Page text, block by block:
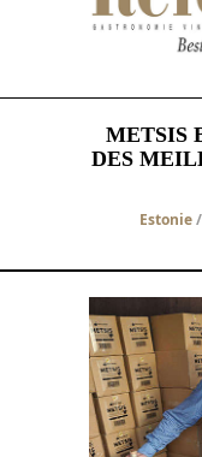
METSIS
DES
Estonie/